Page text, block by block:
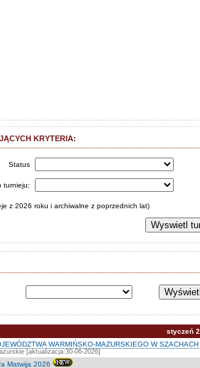
KRYTERIA:
Status
turnieju:
z 2026 roku i archiwalne z poprzednich lat)
styczeń
WARMIŃSKO-MAZURSKIEGO W
[aktualizacja:30-06-2026]
Matwija 2026